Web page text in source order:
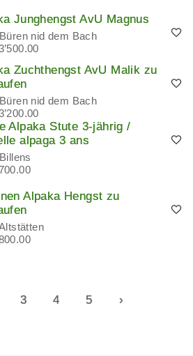
Junghengst AvU Magnus
nid dem Bach
Zuchthengst AvU Malik zu
nid dem Bach
Alpaka Stute 3-jährig /
alpaga 3 ans
Alpaka Hengst zu
3 4 5 ›